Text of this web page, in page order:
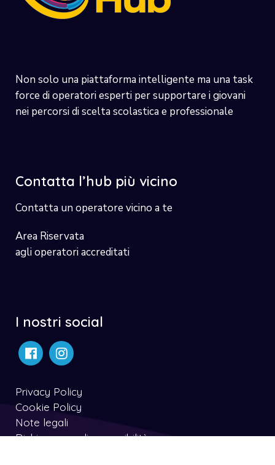
Non solo una piattaforma intelligente ma una task
force di operatori esperti per supportare i giovani
nei percorsi di scelta scolastica e professionale
Contatta l’hub più vicino
Contatta un operatore vicino a te
Area Riservata
agli operatori accreditati
I nostri social
Privacy Policy
Cookie Policy
Note legali
Dichiarazone di accessibilità